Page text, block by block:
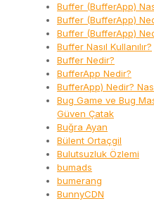
Buffer (BufferApp)
Buffer (BufferApp)
Buffer (BufferApp)
Buffer Nasıl Kullanılır?
Buffer Nedir?
BufferApp Nedir?
BufferApp) Nedir?
Bug Game ve Bug
Güven Çatak
Buğra Ayan
Bülent Ortaçgil
Bulutsuzluk Özlemi
bumads
bumerang
BunnyCDN